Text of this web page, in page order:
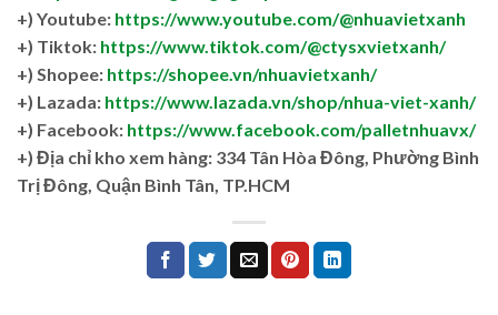
+) Youtube: https://www.youtube.com/@nhuavietxanh
+) Tiktok: https://www.tiktok.com/@ctysxvietxanh/
+) Shopee: https://shopee.vn/nhuavietxanh/
+) Lazada: https://www.lazada.vn/shop/nhua-viet-xanh/
+) Facebook: https://www.facebook.com/palletnhuavx/
+) Địa chỉ kho xem hàng: 334 Tân Hòa Đông, Phường Bình
Trị Đông, Quận Bình Tân, TP.HCM